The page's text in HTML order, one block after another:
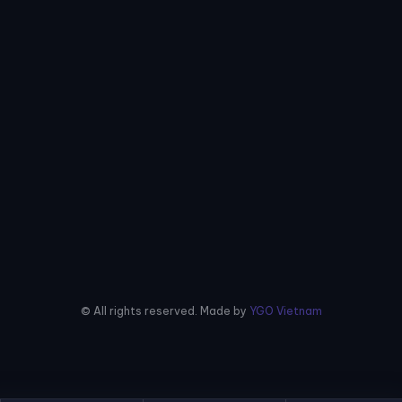
© All rights reserved. Made by YGO Vietnam